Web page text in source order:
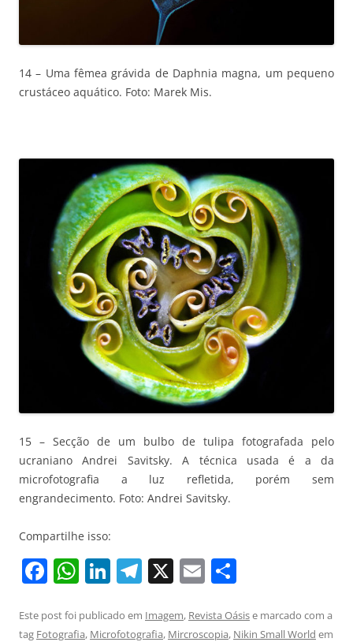
14 – Uma fêmea grávida de Daphnia magna, um pequeno
crustáceo aquático. Foto: Marek Mis.
15 – Secção de um bulbo de tulipa fotografada pelo
ucraniano Andrei Savitsky. A técnica usada é a da
microfotografia a luz refletida, porém sem
engrandecimento. Foto: Andrei Savitsky.
Compartilhe isso:
F
c
W
at
Li
k
T
e
X E
ai ar
Este post foi publicado em Imagem, Revista Oásise marcado com a
tag Fotografia, Microfotografia, Mircroscopia, Nikin Small World em